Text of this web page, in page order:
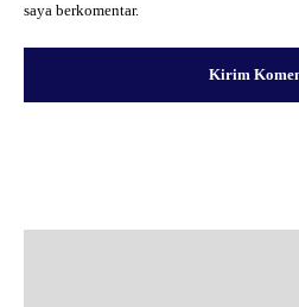
saya berkomentar.